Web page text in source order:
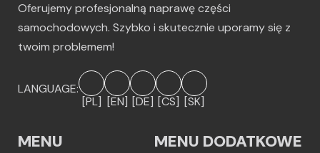
Oferujemy profesjonalną naprawę części
samochodowych. Szybko i skutecznie uporamy się z
twoim problemem!
LANGUAGE:
[PL] [EN] [DE] [CS] [SK]
MENU MENU DODATKOWE